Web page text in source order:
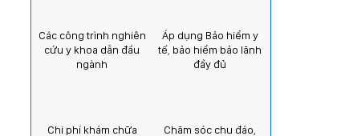
Các công trình nghiên
cứu y khoa dẫn đầu
ngành
Áp dụng Bảo hiểm y
tế, bảo hiểm bảo lãnh
đầy đủ
Chi phí khám chữa
Chăm sóc chu đáo,